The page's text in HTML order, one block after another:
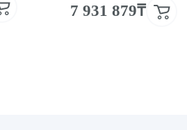
7 931 879₸